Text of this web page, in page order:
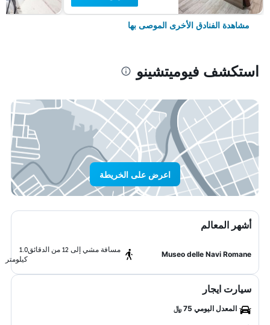
مشاهدة الفنادق الأخرى الموصى بها
استكشف فيوميتشينو
اعرض على الخريطة
أشهر المعالم
Museo delle Navi Romane
مسافة مشي إلى 12 من الدقائق
1.0
كيلومتر
سيارت ايجار
المعدل اليومي 75 ﷼